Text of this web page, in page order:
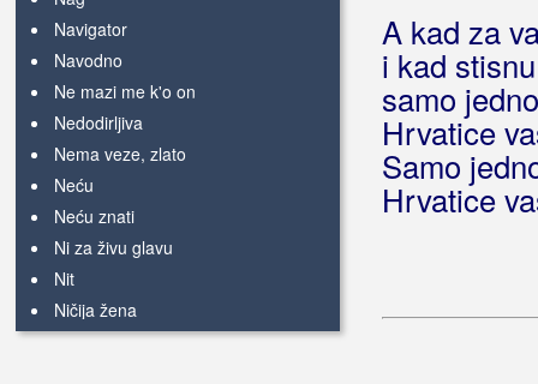
Navigator
Navodno
Ne mazi me k'o on
Nedodirljiva
Nema veze, zlato
Neću
Neću znati
Ni za živu glavu
Nit
Ničija žena
Oslobodi me
A kad za
i kad
samo
Hrvatice
Samo
Hrvatice